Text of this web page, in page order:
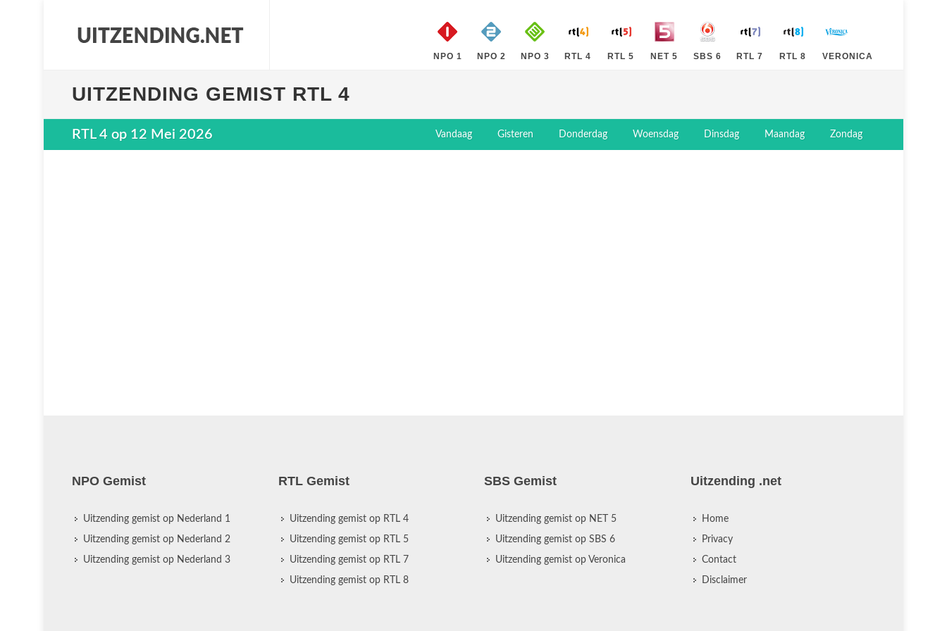
NPO 1 NPO 2 NPO 3 RTL 4 RTL 5 NET 5 SBS 6 RTL 7 RTL 8 VERONICA
UITZENDING GEMIST RTL 4
RTL 4 op 12 Mei 2026 Vandaag Gisteren Donderdag Woensdag Dinsdag Maandag Zondag
NPO Gemist
Uitzending gemist op Nederland 1
Uitzending gemist op Nederland 2
Uitzending gemist op Nederland 3
RTL Gemist
Uitzending gemist op RTL 4
Uitzending gemist op RTL 5
Uitzending gemist op RTL 7
Uitzending gemist op RTL 8
SBS Gemist
Uitzending gemist op NET 5
Uitzending gemist op SBS 6
Uitzending gemist op Veronica
Uitzending .net
Home
Privacy
Contact
Disclaimer